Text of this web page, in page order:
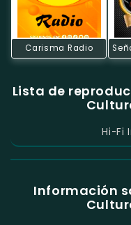
Carisma Radio
Lista de
Hi-Fi
Información